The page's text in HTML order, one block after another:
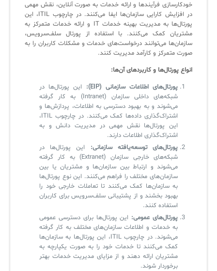
خودکارسازی فرآیندها و ارائه خدمات به صورت آنلاین، نقش مهمی
در افزایش کارایی سازمان‌ها ایفا می‌کنند. در چارچوب ITIL، این
پورتال‌ها به مدیریت بهینه خدمات IT و ارائه خدمات متمرکز به
مشتریان کمک می‌کنند. با استفاده از پورتال سلف‌سرویس،
سازمان‌ها می‌توانند درخواست‌های خدمات و مشکلات کاربران را به
صورت متمرکز و کارآمد مدیریت کنند.
انواع پورتال‌ها و کاربردهای آن‌ها:
پورتال‌های اطلاعات سازمانی (EIP):
این پورتال‌ها در
شبکه‌های داخلی سازمان (Intranet) به کار گرفته
می‌شوند و به بهبود دسترسی به اطلاعات، پردازش‌ها و
اشتراک‌گذاری داده‌ها کمک می‌کنند. در چارچوب ITIL،
این پورتال‌ها نقش مهمی در مدیریت دانش و به
اشتراک‌گذاری اطلاعات دارند.
پورتال‌های توسعه‌یافته سازمانی: این پورتال‌ها در
شبکه‌های خارجی سازمان (Extranet) به کار گرفته
می‌شوند و ارتباط بین سازمان‌ها و مشتریان یا بین
سازمان‌های مختلف را فراهم می‌کنند. این نوع پورتال‌ها
به سازمان‌ها کمک می‌کنند تا تعاملات خارجی خود را
بهبود بخشند و از پشتیبانی سلف‌سرویس برای کاربران
استفاده کنند.
پورتال‌های عمومی: این پورتال‌ها برای دسترسی عمومی
به خدمات و اطلاعات سازمان‌های مختلف به کار گرفته
می‌شوند. در چارچوب ITIL، این پورتال‌ها به سازمان‌ها
کمک می‌کنند تا خدمات خود را به صورت یکپارچه به
مشتریان ارائه دهند و از مزایای مدیریت خدمات بهتر
برخوردار شوند.
✧
سلف سرویس کاربران
سامانه مدیریت دارایی‌ها [Asset Explorer]
سامانه مدیریت پشتیبانی مشتریان
DDI
ManageEngine Malware Protection Plus
سامانه مدیریت دسترسی ممتاز
سامانه مدیریت و مانیتورینگ شبکه
سامانه آزمون آنلاین